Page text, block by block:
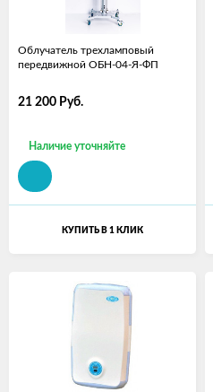
Облучатель трехламповый
передвижной ОБН-04-Я-ФП
21 200 Руб.
Наличие уточняйте
КУПИТЬ В 1 КЛИК